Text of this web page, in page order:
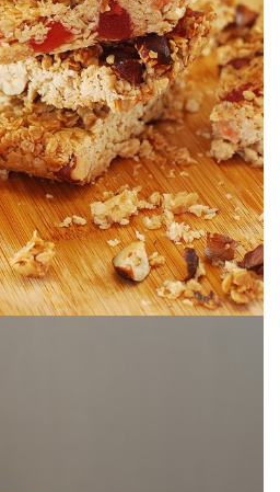
(CEREALES)